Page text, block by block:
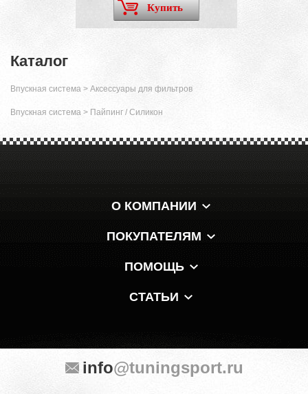
Купить
Каталог
Впускная система > Аксессуары для фильтров
Впускная система > Пайпинг / Силикон
О КОМПАНИИ
ПОКУПАТЕЛЯМ
ПОМОЩЬ
СТАТЬИ
info@tuningsport.ru